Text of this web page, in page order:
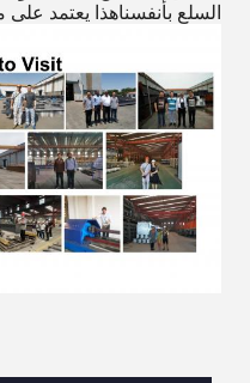
السلع بأنفسناهذا يعتمد على